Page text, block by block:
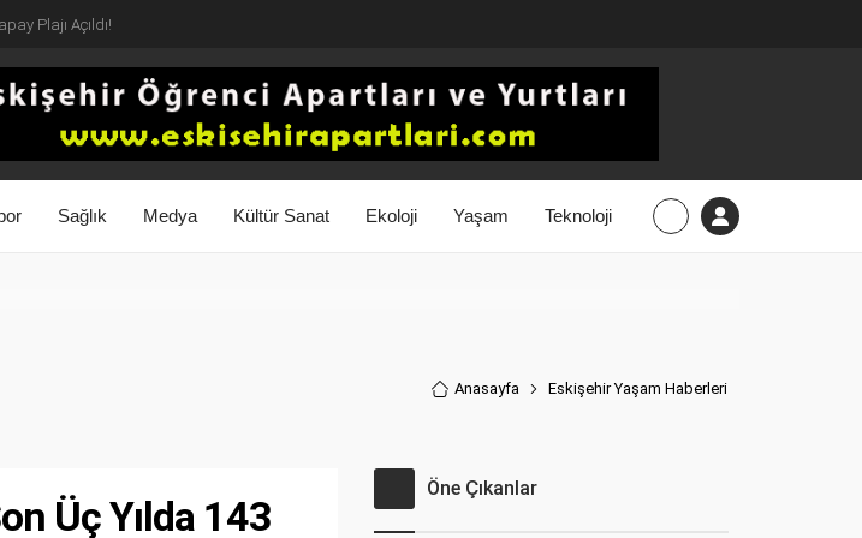
Plajı Açıldı!
Sağlık Medya Kültür Sanat Ekoloji Yaşam Teknoloji
Anasayfa Eskişehir Yaşam Haberleri
Üç Yılda 143
Öne Çıkanlar